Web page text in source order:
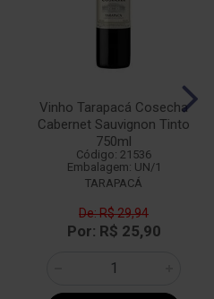
Vinho Tarapacá Cosecha
Cabernet Sauvignon Tinto
750ml
Código: 21536
Embalagem: UN/1
TARAPACÁ
De: R$ 29,94
Por: R$ 25,90